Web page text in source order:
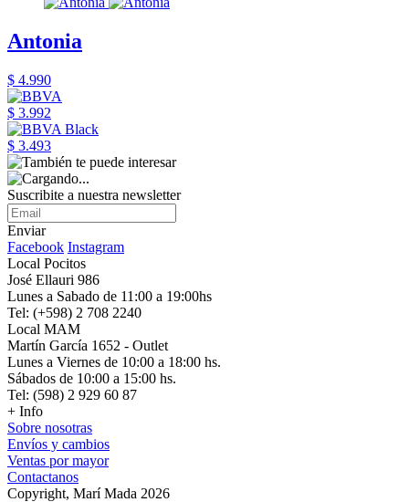
Antonia
$ 4.990
$ 3.992
$ 3.493
Suscribite a nuestra newsletter
Enviar
Facebook Instagram
Local Pocitos
José Ellauri 986
Lunes a Sabado de 11:00 a 19:00hs
Tel: (+598) 2 708 2240
Local MAM
Martín García 1652 - Outlet
Lunes a Viernes de 10:00 a 18:00 hs.
Sábados de 10:00 a 15:00 hs.
Tel: (598) 2 929 60 87
+ Info
Sobre nosotras
Envíos y cambios
Ventas por mayor
Contactanos
Copyright, Marí Mada 2026